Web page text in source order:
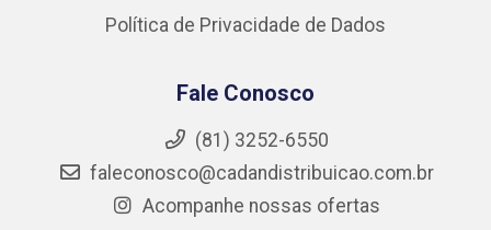
Política de Privacidade de Dados
Fale Conosco
(81) 3252-6550
faleconosco@cadandistribuicao.com.br
Acompanhe nossas ofertas